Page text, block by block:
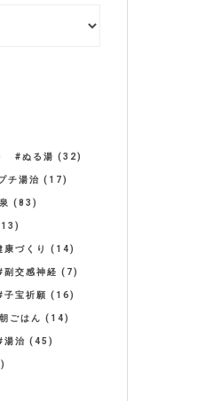
ぬる湯 (32)
チ湯治 (17)
(83)
康づくり (14)
副交感神経 (7)
子宝祈願 (16)
朝ごはん (14)
湯治 (45)